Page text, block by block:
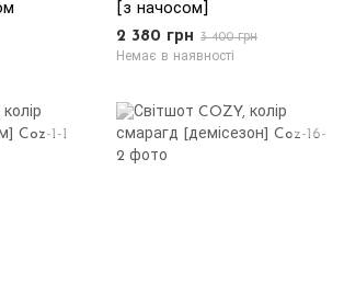
[з начосом]
2 380 грн 3 400 грн
Немає в наявності